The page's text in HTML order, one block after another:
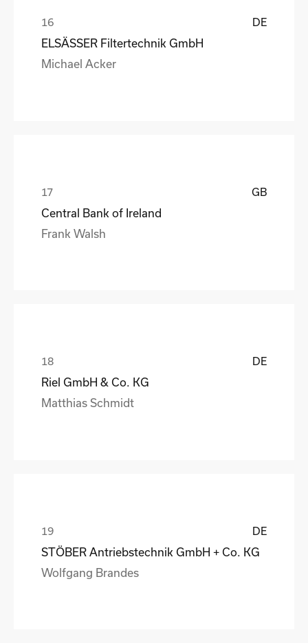
DE
ELSÄSSER Filtertechnik GmbH
Michael Acker
GB
Central Bank of Ireland
Frank Walsh
DE
Riel GmbH & Co. KG
Matthias Schmidt
DE
STÖBER Antriebstechnik GmbH + Co. KG
Wolfgang Brandes